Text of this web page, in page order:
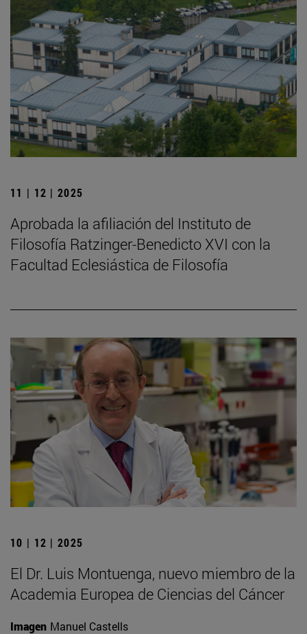
11 | 12 | 2025
Aprobada la afiliación del Instituto de
Filosofía Ratzinger-Benedicto XVI con la
Facultad Eclesiástica de Filosofía
10 | 12 | 2025
El Dr. Luis Montuenga, nuevo miembro de la
Academia Europea de Ciencias del Cáncer
Imagen Manuel Castells